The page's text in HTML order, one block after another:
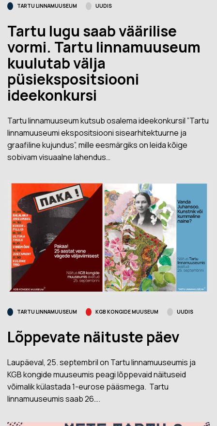
TARTU LINNAMUUSEUM UUDIS
Tartu lugu saab väärilise
vormi. Tartu linnamuuseum
kuulutab välja
püsiekspositsiooni
ideekonkursi
Tartu linnamuuseum kutsub osalema ideekonkursil ”Tartu
linnamuuseumi ekspositsiooni sisearhitektuurne ja
graafiline kujundus”, mille eesmärgiks on leida kõige
sobivam visuaalne lahendus…
TARTU LINNAMUUSEUM KGB KONGIDE MUUSEUM UUDIS
Lõppevate näituste päev
Laupäeval, 25. septembril on Tartu linnamuuseumis ja
KGB kongide muuseumis peagi lõppevaid näituseid
võimalik külastada 1-eurose pääsmega. Tartu
linnamuuseumis saab 26….